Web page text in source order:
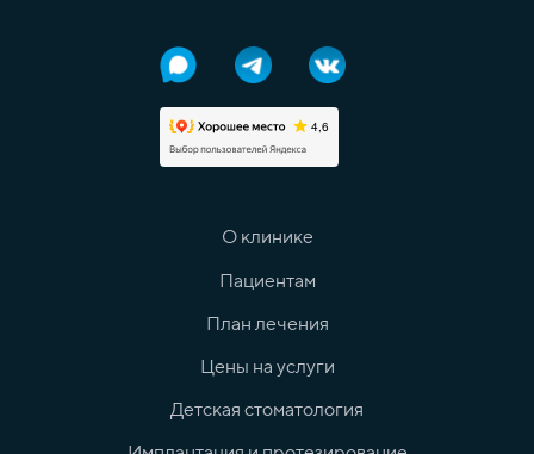
О клинике
Пациентам
План лечения
Цены на услуги
Детская стоматология